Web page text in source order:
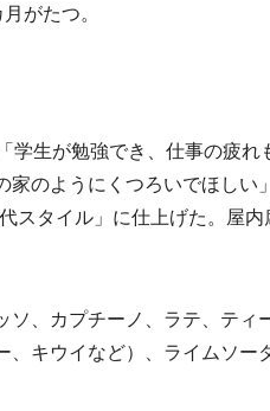
がたつ。
生が勉強でき、仕事の疲れ
のようにくつろいでほしい
スタイル」に仕上げた。屋
、カプチーノ、ラテ、ティ
キウイなど）、ライムソー